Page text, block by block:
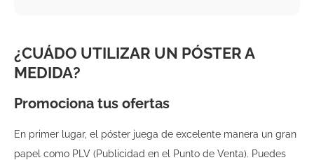
¿CUÁDO UTILIZAR UN PÓSTER A
MEDIDA?
Promociona tus ofertas
En primer lugar, el póster juega de excelente manera un gran
papel como PLV (Publicidad en el Punto de Venta). Puedes